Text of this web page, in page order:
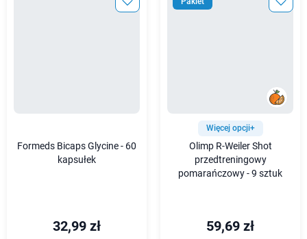
Formeds Bicaps Glycine - 60
kapsułek
32,99 zł
Więcej opcji+
Olimp R-Weiler Shot
przedtreningowy
pomarańczowy - 9 sztuk
59,69 zł